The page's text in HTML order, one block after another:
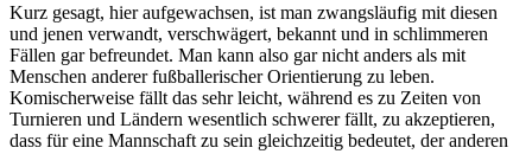
Kurz gesagt, hier aufgewachsen, ist man zwangsläufig mit diesen
und jenen verwandt, verschwägert, bekannt und in schlimmeren
Fällen gar befreundet. Man kann also gar nicht anders als mit
Menschen anderer fußballerischer Orientierung zu leben.
Komischerweise fällt das sehr leicht, während es zu Zeiten von
Turnieren und Ländern wesentlich schwerer fällt, zu akzeptieren,
dass für eine Mannschaft zu sein gleichzeitig bedeutet, der anderen